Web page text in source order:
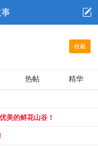
收藏
热帖 精华
美的鲜花山谷！